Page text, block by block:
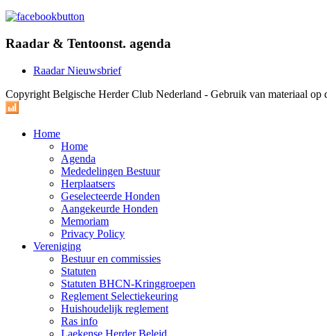
Raadar & Tentoonst. agenda
Raadar Nieuwsbrief
Copyright Belgische Herder Club Nederland - Gebruik van materiaal op
Home
Home
Agenda
Mededelingen Bestuur
Herplaatsers
Geselecteerde Honden
Aangekeurde Honden
Memoriam
Privacy Policy
Vereniging
Bestuur en commissies
Statuten
Statuten BHCN-Kringgroepen
Reglement Selectiekeuring
Huishoudelijk reglement
Ras info
Laekense Herder Beleid